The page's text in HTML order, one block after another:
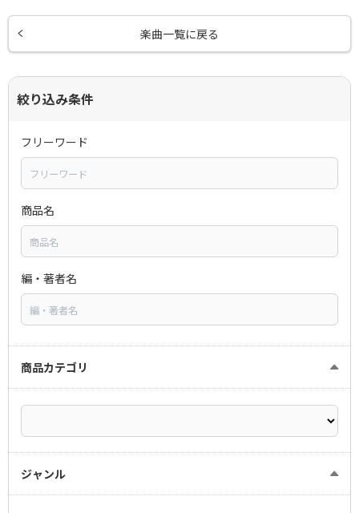
楽曲一覧に戻る
絞り込み条件
フリーワード
商品名
編・著者名
商品カテゴリ
ジャンル